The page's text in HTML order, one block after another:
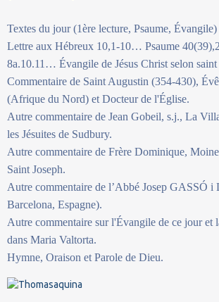
Textes du jour (1ère lecture, Psaume, Évangile)
Lettre aux Hébreux 10,1-10… Psaume
8a.10.11… Évangile de Jésus Christ selon
Commentaire de Saint Augustin (354-430),
(Afrique du Nord) et Docteur de l'Église.
Autre commentaire de Jean Gobeil, s.j., La
les Jésuites de Sudbury.
Autre commentaire de Frère Dominique,
Saint Joseph.
Autre commentaire de l’Abbé Josep GASSÓ i
Barcelona, Espagne).
Autre commentaire sur l'Évangile de ce jour et
dans Maria Valtorta.
Hymne, Oraison et Parole de Dieu.